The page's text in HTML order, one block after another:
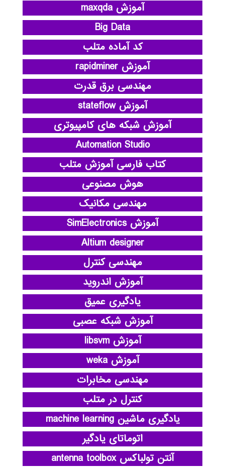
آموزش maxqda
Big Data
کد آماده متلب
آموزش rapidminer
مهندسی برق قدرت
آموزش stateflow
آموزش شبکه های کامپیوتری
Automation Studio
کتاب فارسی آموزش متلب
هوش مصنوعی
مهندسی مکانیک
آموزش SimElectronics
Altium designer
مهندسی کنترل
آموزش اندروید
یادگیری عمیق
آموزش شبکه عصبی
آموزش libsvm
آموزش weka
مهندسی مخابرات
کنترل در متلب
یادگیری ماشین machine learning
اتوماتای یادگیر
آنتن تولباکس antenna toolbox